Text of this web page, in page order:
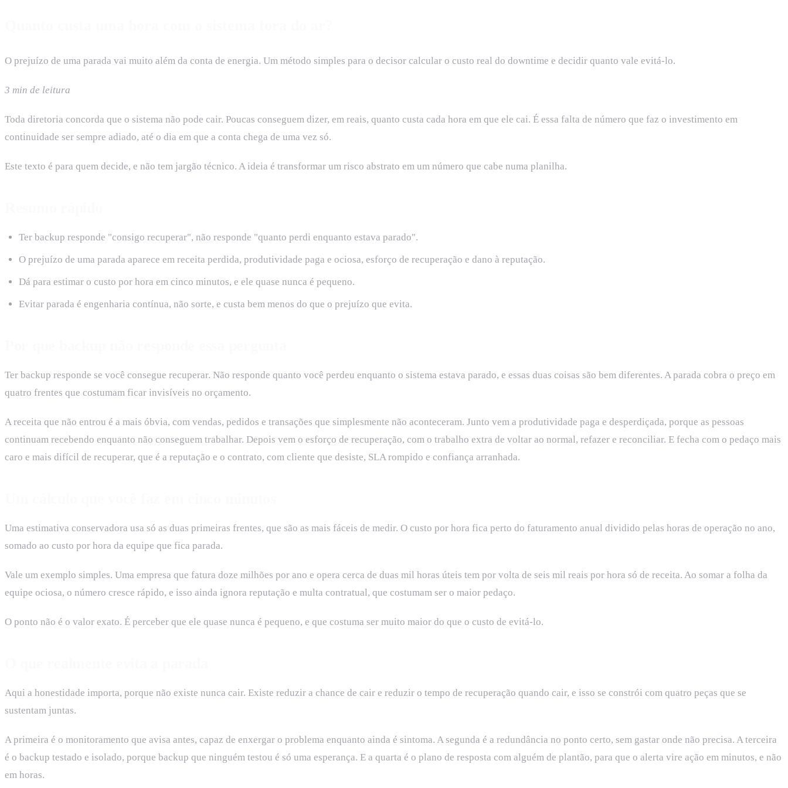
O prejuízo de uma parada vai muito além da conta de energia. Um método simples para o decisor calcular o custo real do downtime e decidir quanto vale evitá-lo.
3 min de leitura
Toda diretoria concorda que o sistema não pode cair. Poucas conseguem dizer, em reais, quanto custa cada hora em que ele cai. É essa falta de número que faz o investimento em
continuidade ser sempre adiado, até o dia em que a conta chega de uma vez só.
Este texto é para quem decide, e não tem jargão técnico. A ideia é transformar um risco abstrato em um número que cabe numa planilha.
Ter backup responde "consigo recuperar", não responde "quanto perdi enquanto estava parado".
O prejuízo de uma parada aparece em receita perdida, produtividade paga e ociosa, esforço de recuperação e dano à reputação.
Dá para estimar o custo por hora em cinco minutos, e ele quase nunca é pequeno.
Evitar parada é engenharia contínua, não sorte, e custa bem menos do que o prejuízo que evita.
Ter backup responde se você consegue recuperar. Não responde quanto você perdeu enquanto o sistema estava parado, e essas duas coisas são bem diferentes. A parada cobra o preço em
quatro frentes que costumam ficar invisíveis no orçamento.
A receita que não entrou é a mais óbvia, com vendas, pedidos e transações que simplesmente não aconteceram. Junto vem a produtividade paga e desperdiçada, porque as pessoas
continuam recebendo enquanto não conseguem trabalhar. Depois vem o esforço de recuperação, com o trabalho extra de voltar ao normal, refazer e reconciliar. E fecha com o pedaço mais
caro e mais difícil de recuperar, que é a reputação e o contrato, com cliente que desiste, SLA rompido e confiança arranhada.
Uma estimativa conservadora usa só as duas primeiras frentes, que são as mais fáceis de medir. O custo por hora fica perto do faturamento anual dividido pelas horas de operação no ano,
somado ao custo por hora da equipe que fica parada.
Vale um exemplo simples. Uma empresa que fatura doze milhões por ano e opera cerca de duas mil horas úteis tem por volta de seis mil reais por hora só de receita. Ao somar a folha da
equipe ociosa, o número cresce rápido, e isso ainda ignora reputação e multa contratual, que costumam ser o maior pedaço.
O ponto não é o valor exato. É perceber que ele quase nunca é pequeno, e que costuma ser muito maior do que o custo de evitá-lo.
Aqui a honestidade importa, porque não existe nunca cair. Existe reduzir a chance de cair e reduzir o tempo de recuperação quando cair, e isso se constrói com quatro peças que se
sustentam juntas.
A primeira é o monitoramento que avisa antes, capaz de enxergar o problema enquanto ainda é sintoma. A segunda é a redundância no ponto certo, sem gastar onde não precisa. A terceira
é o backup testado e isolado, porque backup que ninguém testou é só uma esperança. E a quarta é o plano de resposta com alguém de plantão, para que o alerta vire ação em minutos, e não
em horas.